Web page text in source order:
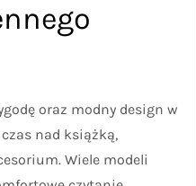
oraz modny design w
nad książką,
Wiele modeli